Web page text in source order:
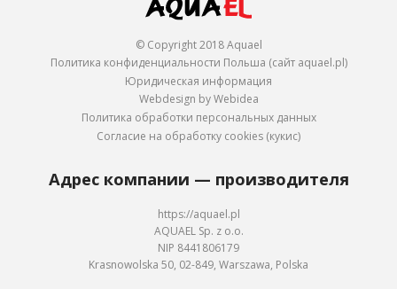
© Copyright 2018 Aquael
Политика конфиденциальности Польша (сайт aquael.pl)
Юридическая информация
Webdesign by Webidea
Политика обработки персональных данных
Согласие на обработку cookies (кукис)
Адрес компании — производителя
https://aquael.pl
AQUAEL Sp. z o.o.
NIP 8441806179
Krasnowolska 50, 02-849, Warszawa, Polska